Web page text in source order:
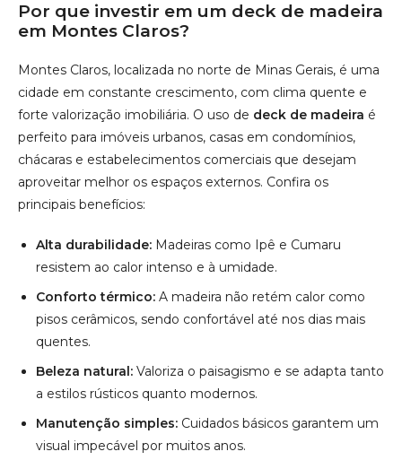
Por que investir em um deck de madeira
em Montes Claros?
Montes Claros, localizada no norte de Minas Gerais, é uma
cidade em constante crescimento, com clima quente e
forte valorização imobiliária. O uso de deck de madeira é
perfeito para imóveis urbanos, casas em condomínios,
chácaras e estabelecimentos comerciais que desejam
aproveitar melhor os espaços externos. Confira os
principais benefícios:
Alta durabilidade: Madeiras como Ipê e Cumaru
resistem ao calor intenso e à umidade.
Conforto térmico: A madeira não retém calor como
pisos cerâmicos, sendo confortável até nos dias mais
quentes.
Beleza natural: Valoriza o paisagismo e se adapta tanto
a estilos rústicos quanto modernos.
Manutenção simples: Cuidados básicos garantem um
visual impecável por muitos anos.